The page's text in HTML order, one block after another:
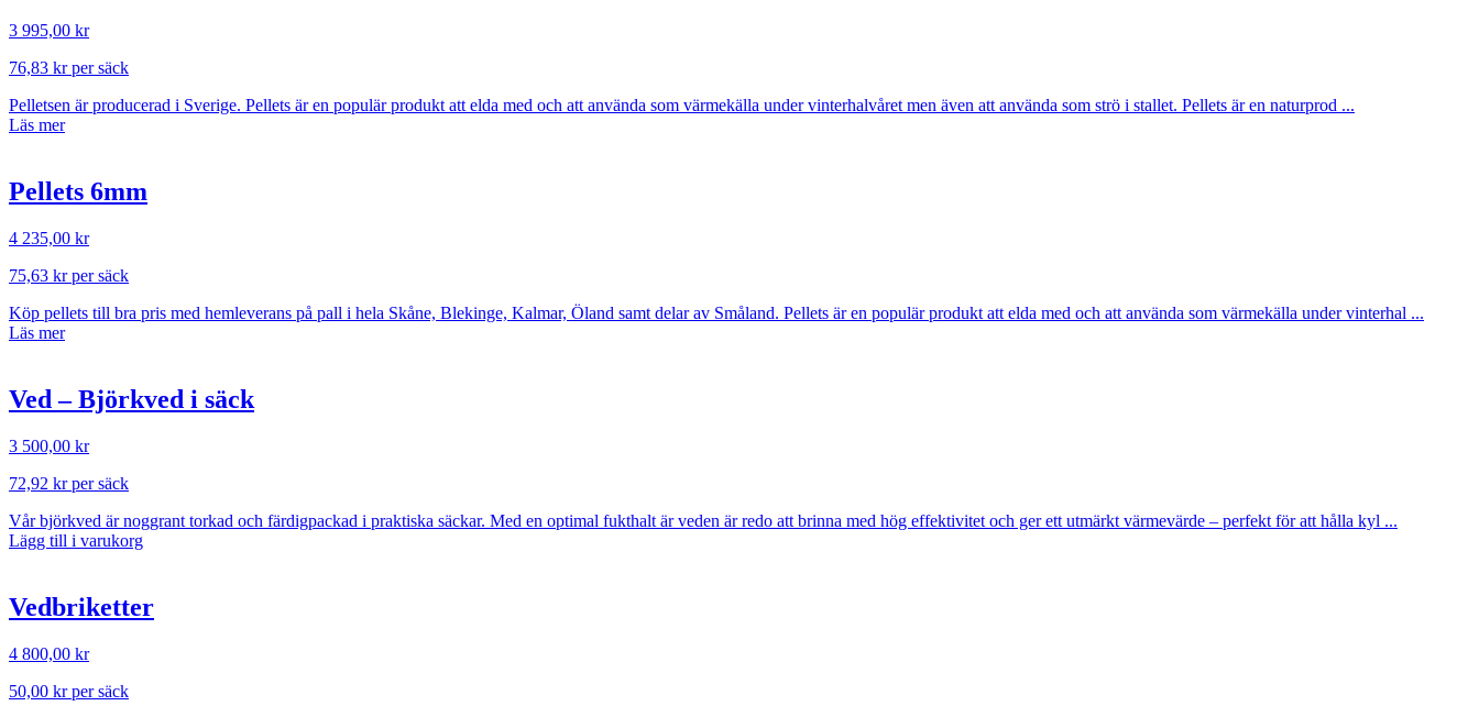
3 995,00 kr
76,83 krper säck
Pelletsen är producerad i Sverige. Pellets är en populär produkt att elda med och att använda som värmekälla under vinterhalvåret men även att använda som strö i stallet. Pellets är en naturprod ...
Läs mer
Pellets 6mm
4 235,00 kr
75,63 krper säck
Köp pellets till bra pris med hemleverans på pall i hela Skåne, Blekinge, Kalmar, Öland samt delar av Småland. Pellets är en populär produkt att elda med och att använda som värmekälla under vinterhal ...
Läs mer
Ved – Björkved i säck
3 500,00 kr
72,92 krper säck
Vår björkved är noggrant torkad och färdigpackad i praktiska säckar. Med en optimal fukthalt är veden är redo att brinna med hög effektivitet och ger ett utmärkt värmevärde – perfekt för att hålla kyl ...
Lägg till i varukorg
Vedbriketter
4 800,00 kr
50,00 krper säck